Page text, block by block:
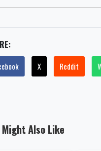
X Reddit
Might Also Like